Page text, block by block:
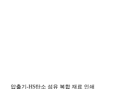
압출기-HS탄소 섬유 복합 재료 인쇄